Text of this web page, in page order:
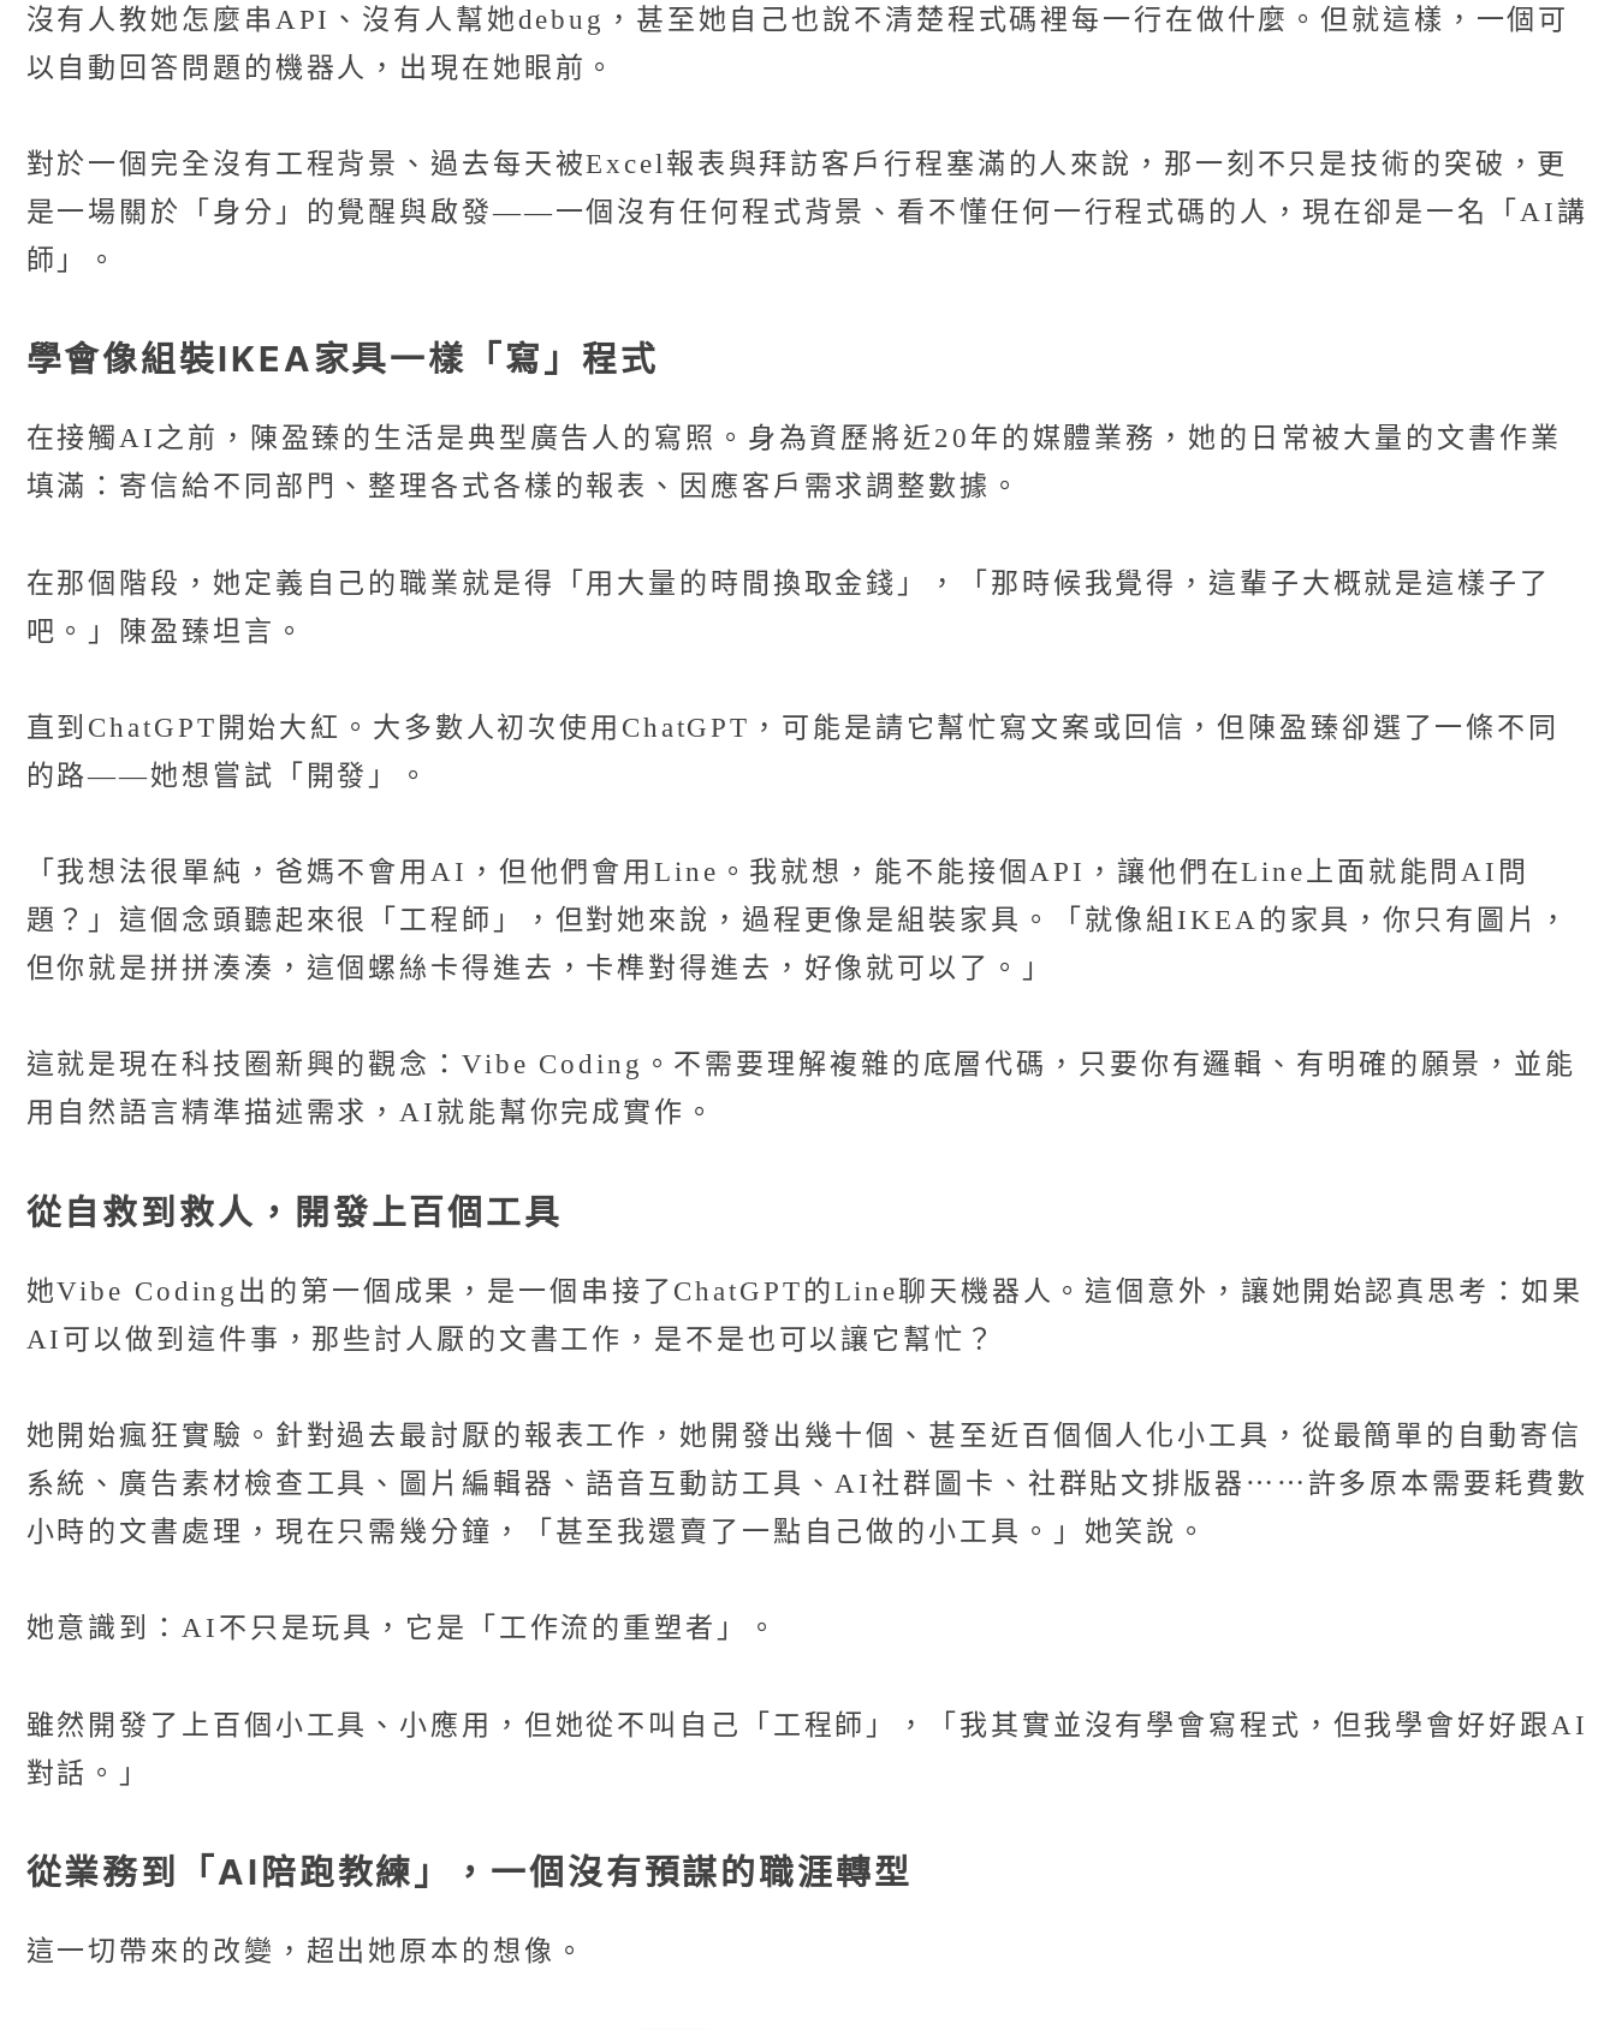
沒有人教她怎麼串API、沒有人幫她debug，甚至她自己也說不清楚程式碼裡每一行在做什麼。但就這樣，一個可
以自動回答問題的機器人，出現在她眼前。
對於一個完全沒有工程背景、過去每天被Excel報表與拜訪客戶行程塞滿的人來說，那一刻不只是技術的突破，更
是一場關於「身分」的覺醒與啟發——一個沒有任何程式背景、看不懂任何一行程式碼的人，現在卻是一名「AI講
師」。
學會像組裝IKEA家具一樣「寫」程式
在接觸AI之前，陳盈臻的生活是典型廣告人的寫照。身為資歷將近20年的媒體業務，她的日常被大量的文書作業
填滿：寄信給不同部門、整理各式各樣的報表、因應客戶需求調整數據。
在那個階段，她定義自己的職業就是得「用大量的時間換取金錢」，「那時候我覺得，這輩子大概就是這樣子了
吧。」陳盈臻坦言。
直到ChatGPT開始大紅。大多數人初次使用ChatGPT，可能是請它幫忙寫文案或回信，但陳盈臻卻選了一條不同
的路——她想嘗試「開發」。
「我想法很單純，爸媽不會用AI，但他們會用Line。我就想，能不能接個API，讓他們在Line上面就能問AI問
題？」這個念頭聽起來很「工程師」，但對她來說，過程更像是組裝家具。「就像組IKEA的家具，你只有圖片，
但你就是拼拼湊湊，這個螺絲卡得進去，卡榫對得進去，好像就可以了。」
這就是現在科技圈新興的觀念：Vibe Coding。不需要理解複雜的底層代碼，只要你有邏輯、有明確的願景，並能
用自然語言精準描述需求，AI就能幫你完成實作。
從自救到救人，開發上百個工具
她Vibe Coding出的第一個成果，是一個串接了ChatGPT的Line聊天機器人。這個意外，讓她開始認真思考：如果
AI可以做到這件事，那些討人厭的文書工作，是不是也可以讓它幫忙？
她開始瘋狂實驗。針對過去最討厭的報表工作，她開發出幾十個、甚至近百個個人化小工具，從最簡單的自動寄信
系統、廣告素材檢查工具、圖片編輯器、語音互動訪工具、AI社群圖卡、社群貼文排版器⋯⋯許多原本需要耗費數
小時的文書處理，現在只需幾分鐘，「甚至我還賣了一點自己做的小工具。」她笑說。
她意識到：AI不只是玩具，它是「工作流的重塑者」。
雖然開發了上百個小工具、小應用，但她從不叫自己「工程師」，「我其實並沒有學會寫程式，但我學會好好跟AI
對話。」
從業務到「AI陪跑教練」，一個沒有預謀的職涯轉型
這一切帶來的改變，超出她原本的想像。